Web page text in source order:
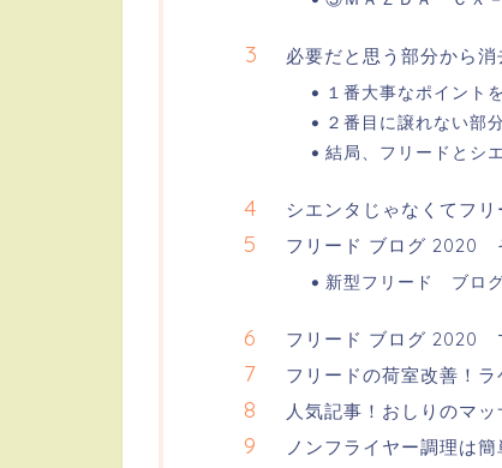
必要だと思う部分から消
１番大事なポイント
２番目に譲れない部
結局、フリードとシ
シエンタじゃなくてフリ
フリード ブログ 2020
新型フリード ブロ
フリード ブログ 2020
フリードの荷室改善！
人気記事！おしりのマ
ノンフライヤー調理は